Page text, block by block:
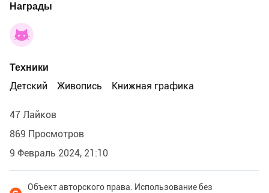
Награды
Техники
Детский
Живопись Книжная графика
47 Лайков
869 Просмотров
9 Февраль 2024, 21:10
Объект авторского права. Использование без